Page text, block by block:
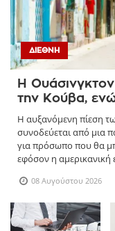
ΔΙΕΘΝΉ
Η
την Κούβα,
Η αυξανόμενη πίεση
συνοδεύεται από μια
για πρόσωπο που θα
εφόσον η αμερικανική
08 Αυγούστου 2026